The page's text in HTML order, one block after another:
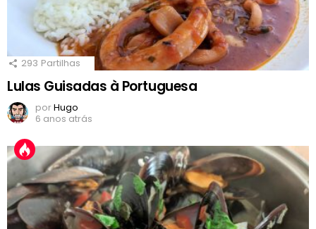
293 Partilhas
Lulas Guisadas à Portuguesa
porHugo
6 anos atrás